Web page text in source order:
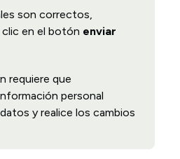
son correctos,
en el botón enviar
requiere que
personal
y realice los cambios